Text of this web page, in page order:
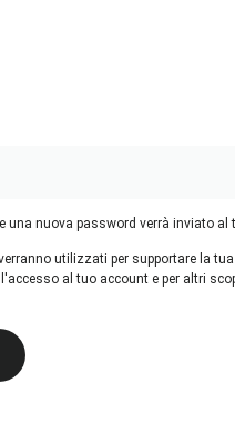
una nuova password verrà inviato
utilizzati per supportare la
l'accesso al tuo account e per altri